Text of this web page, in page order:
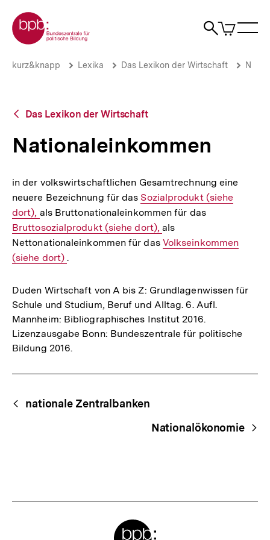
zum
Seiteninhalt
springen
Zur Startseite der bpb
Suche
Artikel
im
Nationaleinkommen
Brotkrümelnavigation
Pfadnavigation
kurz&knapp Lexika Das Lexikon der Wirtschaft N
Zurück
Übersicht
Das Lexikon der Wirtschaft
Nationaleinkommen
in der volkswirtschaftlichen Gesamtrechnung eine
neuere Bezeichnung für das Interner
Link:
Sozialprodukt (siehe
dort), als Bruttonationaleinkommen für dasInterner
Bruttosozialprodukt (siehe dort),als
Nettonationaleinkommen für das Interner
Volkseinkommen
(siehe dort).
Duden Wirtschaft von A bis Z: Grundlagenwissen für
Schule und Studium, Beruf und Alltag. 6. Aufl.
Mannheim: Bibliographisches Institut 2016.
Lizenzausgabe Bonn: Bundeszentrale für politische
Bildung 2016.
Begriffsnavigation
Content-
Navigation
nationale Zentralbanken
Nationalökonomie